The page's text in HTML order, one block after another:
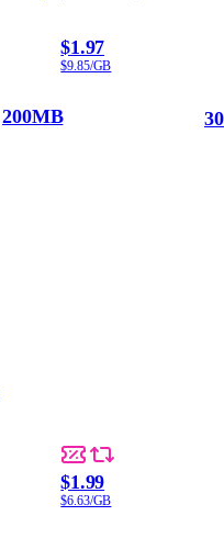
$1.97
$9.85/GB
200MB
$1.99
$6.63/GB